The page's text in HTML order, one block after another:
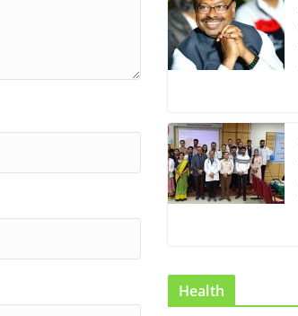
Health